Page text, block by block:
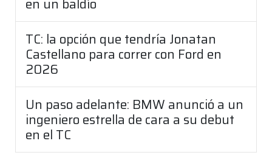
TC: la opción que tendría Jonatan
Castellano para correr con Ford en
2026
Un paso adelante: BMW anunció a un
ingeniero estrella de cara a su debut
en el TC